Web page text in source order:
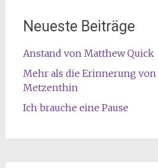
Neueste Beiträge
Anstand von Matthew Quick
Mehr als die Erinnerung
Metzenthin
Ich brauche eine Pause